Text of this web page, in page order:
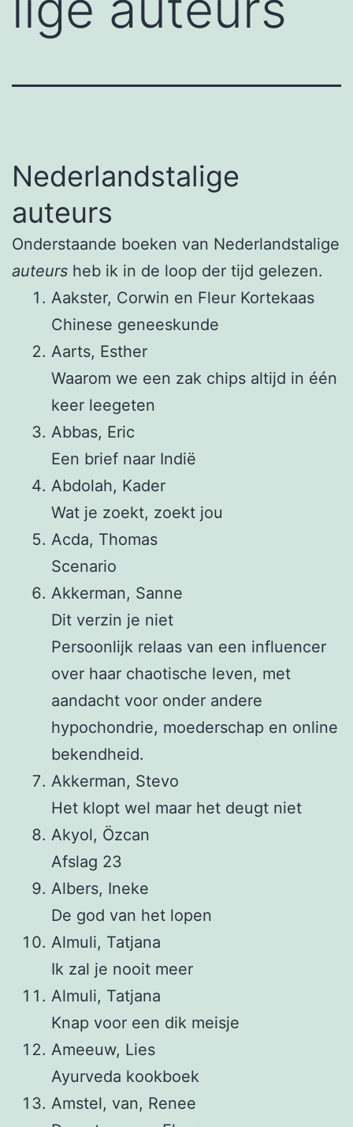
Nederlandstalige
auteurs
Onderstaande boeken van Nederlandstalige
auteurs heb ik in de loop der tijd gelezen.
Aakster, Corwin en Fleur Kortekaas
Chinese geneeskunde
Aarts, Esther
Waarom we een zak chips altijd in één
keer leegeten
Abbas, Eric
Een brief naar Indië
Abdolah, Kader
Wat je zoekt, zoekt jou
Acda, Thomas
Scenario
Akkerman, Sanne
Dit verzin je niet
Persoonlijk relaas van een influencer
over haar chaotische leven, met
aandacht voor onder andere
hypochondrie, moederschap en online
bekendheid.
Akkerman, Stevo
Het klopt wel maar het deugt niet
Akyol, Özcan
Afslag 23
Albers, Ineke
De god van het lopen
Almuli, Tatjana
Ik zal je nooit meer
Almuli, Tatjana
Knap voor een dik meisje
Ameeuw, Lies
Ayurveda kookboek
Amstel, van, Renee